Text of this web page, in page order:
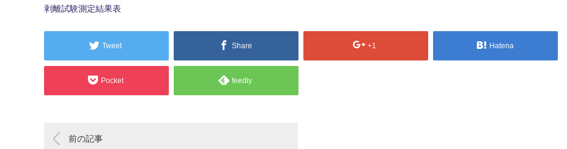
剥離試験測定結果表
Tweet Share +1 Hatena
Pocket feedly
前の記事